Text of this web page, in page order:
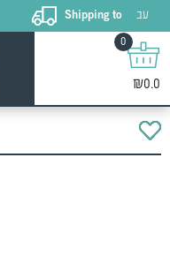
Shipping to
עב
0
₪0.0